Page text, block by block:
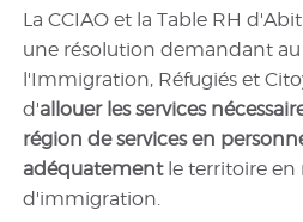
La CCIAO et la Table RH
une résolution demandant
l'Immigration, Réfugiés et
d'allouer les services
région de services en
adéquatementle territoire en
d'immigration.